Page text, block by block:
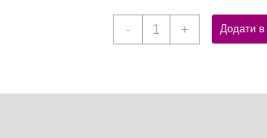
-
Hakko
паяльне
+ Додати в